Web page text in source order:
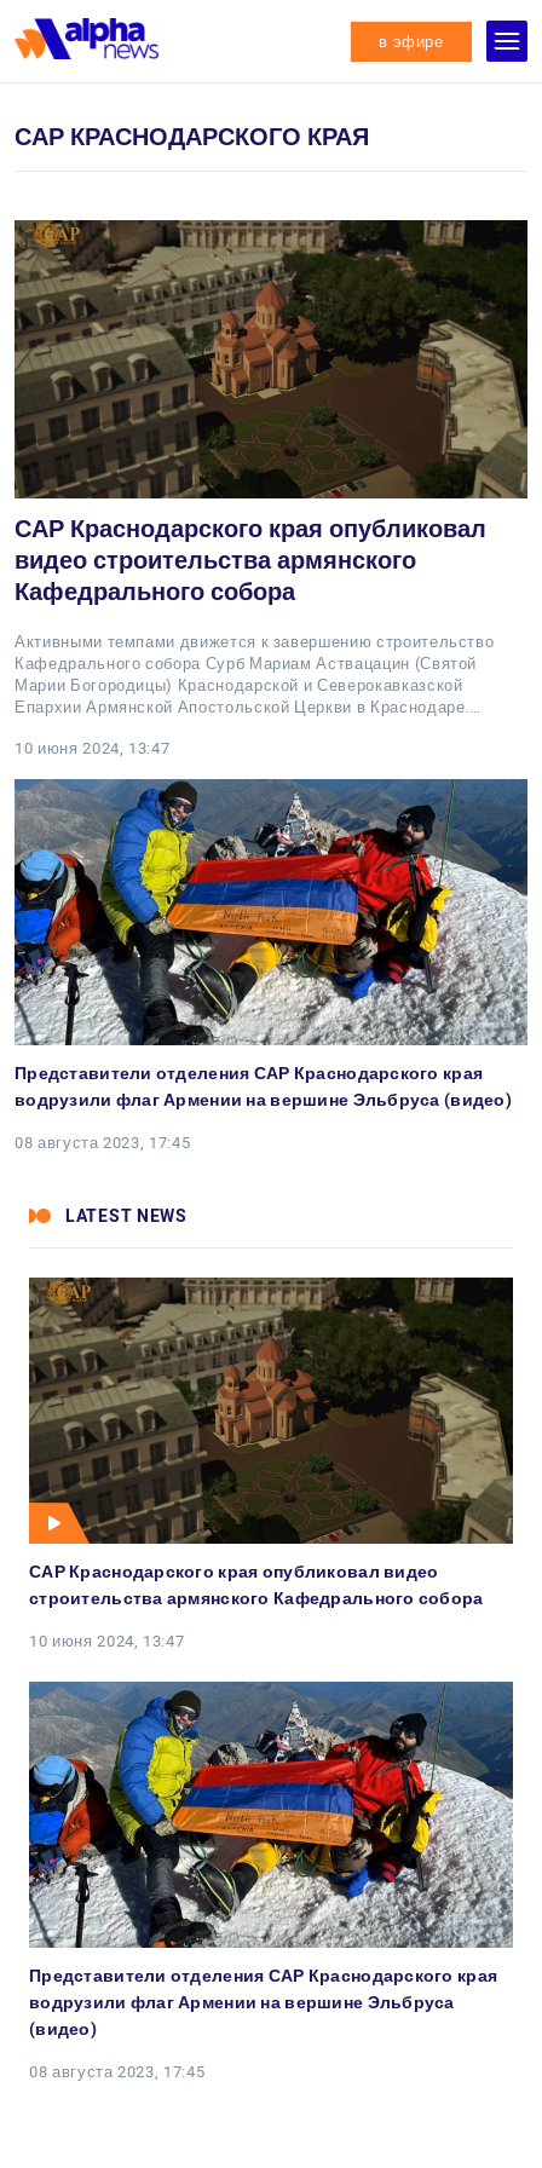
в эфире
САР КРАСНОДАРСКОГО КРАЯ
САР Краснодарского края опубликовал
видео строительства армянского
Кафедрального собора
Активными темпами движется к завершению строительство
Кафедрального собора Сурб Мариам Аствацацин (Святой
Марии Богородицы) Краснодарской и Северокавказской
Епархии Армянской Апостольской Церкви в Краснодаре.…
10 июня 2024, 13:47
Представители отделения САР Краснодарского края
водрузили флаг Армении на вершине Эльбруса (видео)
08 августа 2023, 17:45
LATEST NEWS
САР Краснодарского края опубликовал видео
строительства армянского Кафедрального собора
10 июня 2024, 13:47
Представители отделения САР Краснодарского края
водрузили флаг Армении на вершине Эльбруса
(видео)
08 августа 2023, 17:45